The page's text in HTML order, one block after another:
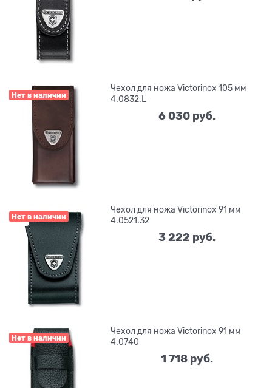
Нет в наличии
Чехол для ножа Victorinox 105 мм
4.0832.L
6 030 руб.
Нет в наличии
Чехол для ножа Victorinox 91 мм
4.0521.32
3 222 руб.
Нет в наличии
Чехол для ножа Victorinox 91 мм
4.0740
1 718 руб.